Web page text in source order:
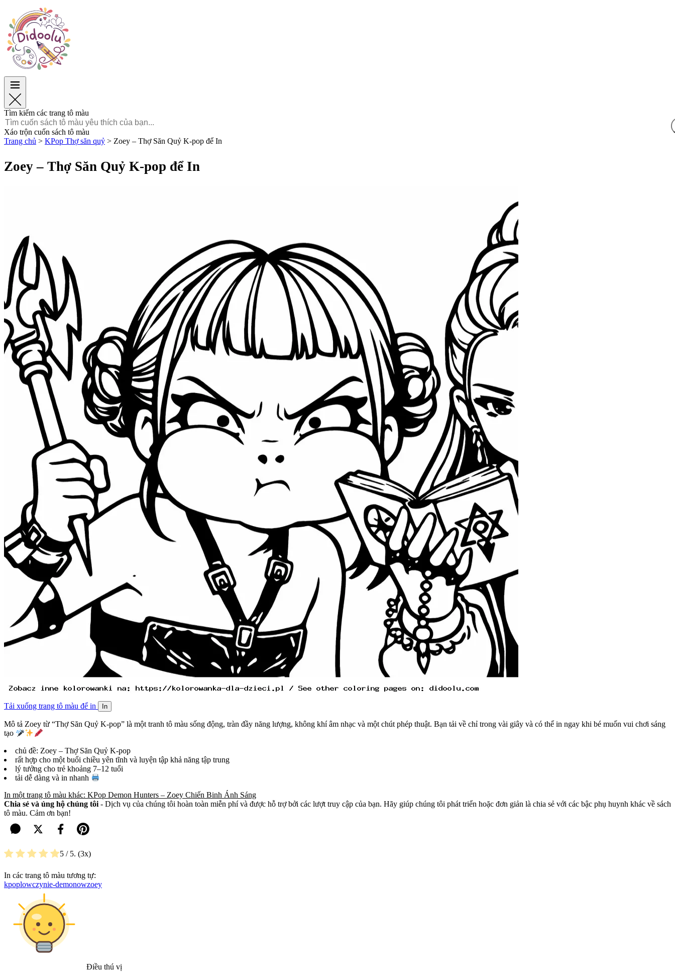
Phục Sinh
TOP Danh mục
Dành cho bé trai
Dành cho bé gái
Tiếng Việt
POLSKI
FRANÇAIS
Phục Sinh
TOP Danh mục
Dành cho bé trai
Dành cho bé gái
Tìm kiếm các trang tô màu
Xáo trộn cuốn sách tô màu
Trang chủ > KPop Thợ săn quỷ > Zoey – Thợ Săn Quỷ K-pop để In
Zoey – Thợ Săn Quỷ K-pop để In
Tải xuống trang tô màu để in In
Mô tả Zoey từ “Thợ Săn Quỷ K-pop” là một tranh tô màu sống động, tràn đầy năng lượng, không khí âm nhạc và một chút phép thuật. Bạn tải về chỉ trong vài giây và có thể in ngay khi bé muốn vui chơi sáng
tạo
chủ đề: Zoey – Thợ Săn Quỷ K-pop
rất hợp cho một buổi chiều yên tĩnh và luyện tập khả năng tập trung
lý tưởng cho trẻ khoảng 7–12 tuổi
tải dễ dàng và in nhanh
In một trang tô màu khác: KPop Demon Hunters – Zoey Chiến Binh Ánh Sáng
Chia sẻ và ủng hộ chúng tôi - Dịch vụ của chúng tôi hoàn toàn miễn phí và được hỗ trợ bởi các lượt truy cập của bạn. Hãy giúp chúng tôi phát triển hoặc đơn giản là chia sẻ với các bậc phụ huynh khác về sách
tô màu. Cảm ơn bạn!
5 / 5. 3
In các trang tô màu tương tự:
kpoplowczynie-demonowzoey
Điều thú vị